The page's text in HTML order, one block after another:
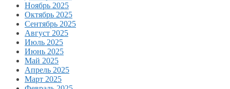
Ноябрь 2025
Октябрь 2025
Сентябрь 2025
Август 2025
Июль 2025
Июнь 2025
Май 2025
Апрель 2025
Март 2025